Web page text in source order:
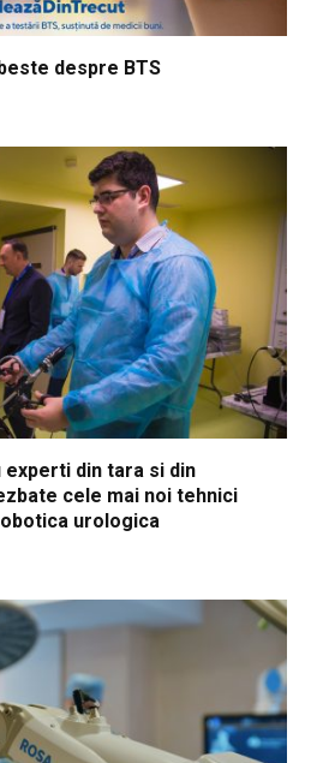
despre BTS
experti din tara si din
cele mai noi tehnici
urologica